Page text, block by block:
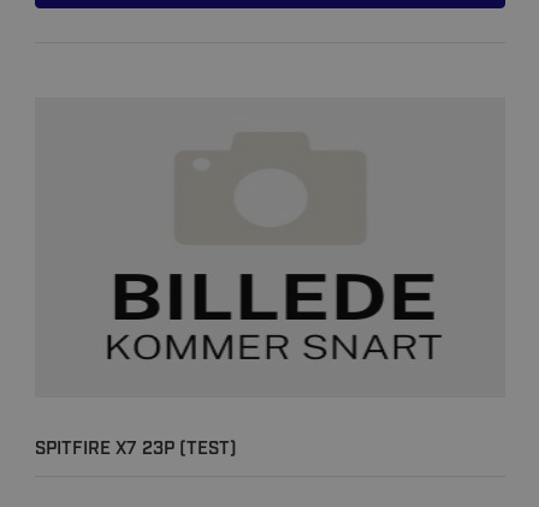
SPITFIRE X7 23P (TEST)